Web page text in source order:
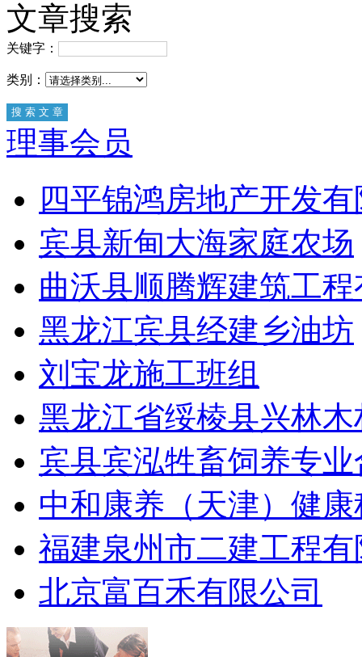
文章搜索
关键字：
类别：
理事会员
四平锦鸿房地产开发
宾县新甸大海家庭农场
曲沃县顺腾辉建筑工
黑龙江宾县经建乡油坊
刘宝龙施工班组
黑龙江省绥棱县兴林
宾县宾泓牲畜饲养专
中和康养（天津）健
福建泉州市二建工程
北京富百禾有限公司